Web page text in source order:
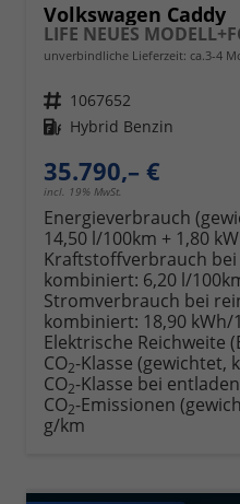
Volkswagen Caddy
unverbindliche Lieferzeit: ca.3-4
Fahrzeugnr. 1067652
Kraftstoff Hybrid Benzin
35.790,– €
incl. 19% MwSt.
Energieverbrauch
14,50 l/100km + 1,80
Kraftstoffverbrauch
kombiniert: 6,20 l/
Stromverbrauch bei
kombiniert: 18,90 kWh/
Elektrische Reichweite
CO2-Klasse (gewichtet,
CO2-Klasse bei
CO2-Emissionen
g/km